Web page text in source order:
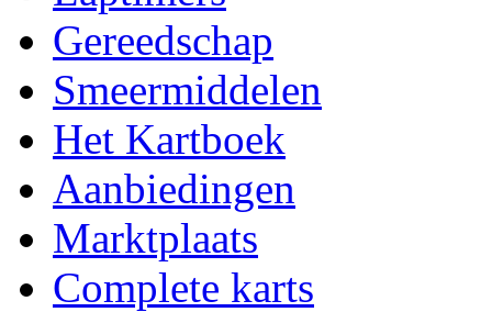
Gereedschap
Smeermiddelen
Het Kartboek
Aanbiedingen
Marktplaats
Complete karts